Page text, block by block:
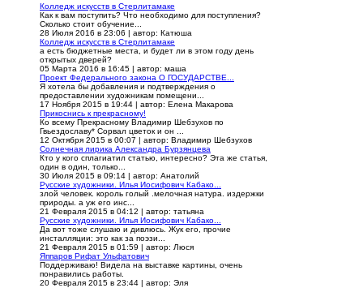
Колледж искусств в Стерлитамаке
Как к вам поступить? Что необходимо для поступления?
Сколько стоит обучение...
28 Июля 2016 в 23:06 | автор: Катюша
Колледж искусств в Стерлитамаке
а есть бюджетные места, и будет ли в этом году день
открытых дверей?
05 Марта 2016 в 16:45 | автор: маша
Проект Федерального закона О ГОСУДАРСТВЕ...
Я хотела бы добавления и подтверждения о
предоставлении художникам помещени...
17 Ноября 2015 в 19:44 | автор: Елена Макарова
Прикоснись к прекрасному!
Ко всему Прекрасному Владимир Шебзухов по
Гвьездославу* Сорвал цветок и он ...
12 Октября 2015 в 00:07 | автор: Владимир Шебзухов
Солнечная лирика Александра Бурзянцева
Кто у кого сплагиатил статью, интересно? Эта же статья,
один в один, только...
30 Июля 2015 в 09:14 | автор: Анатолий
Русские художники. Илья Иосифович Кабако...
злой человек. король голый .мелочная натура. издержки
природы. а уж его инс...
21 Февраля 2015 в 04:12 | автор: татьяна
Русские художники. Илья Иосифович Кабако...
Да вот тоже слушаю и дивлюсь. Жук его, прочие
инсталляции: это как за поэзи...
21 Февраля 2015 в 01:59 | автор: Люся
Яппаров Рифат Ульфатович
Поддерживаю! Видела на выставке картины, очень
понравились работы.
20 Февраля 2015 в 23:44 | автор: Эля